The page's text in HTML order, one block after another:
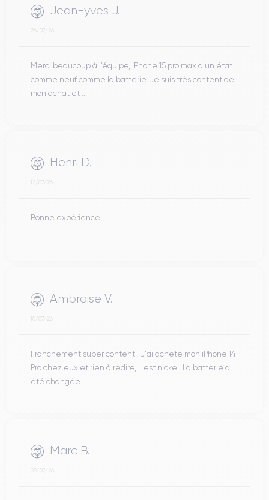
Jean-yves J.
26/07/26
Merci beaucoup à l’équipe, iPhone 15 pro max d’un état
comme neuf comme la batterie. Je suis très content de
mon achat et ...
Henri D.
12/07/26
Bonne expérience
Ambroise V.
10/07/26
Franchement super content ! J'ai acheté mon iPhone 14
Pro chez eux et rien à redire, il est nickel. La batterie a
été changée ...
Marc B.
09/07/26